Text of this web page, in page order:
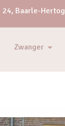
24, Baarle-Hertog
Zwanger